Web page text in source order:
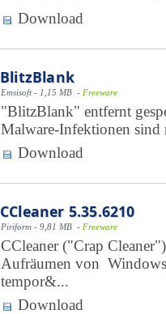
Download
BlitzBlank
Emsisoft - 1,15 MB - Freeware
"BlitzBlank" entfernt
Malware-Infektionen
Download
CCleaner 5.35.6210
Piriform - 9,81 MB - Freeware
CCleaner ("Crap
Aufräumen von
tempor&...
Download